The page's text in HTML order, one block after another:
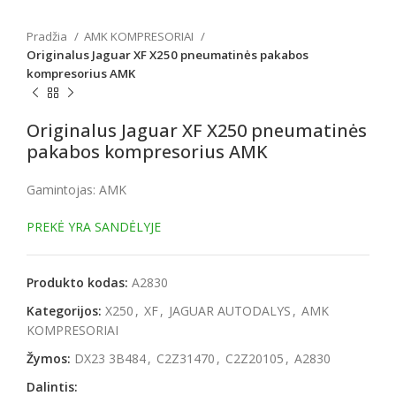
Pradžia
AMK KOMPRESORIAI
Originalus Jaguar XF X250 pneumatinės pakabos
kompresorius AMK
Originalus Jaguar XF X250 pneumatinės
pakabos kompresorius AMK
Gamintojas: AMK
PREKĖ YRA SANDĖLYJE
Produkto kodas: A2830
Kategorijos: X250 , XF, JAGUAR AUTODALYS , AMK
KOMPRESORIAI
Žymos: DX23 3B484, C2Z31470 , C2Z20105 , A2830
Dalintis: